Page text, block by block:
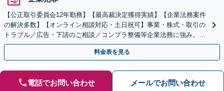
【公正取引委員会12年勤務】【最高裁決定獲得実績】【企業法務案件
の解決多数】【オンライン相談対応・土日祝可】事業・株式・取引の
トラブル／広告・下請のご相談／コンプラ整備等企業法務に強み。株
式の相続／誹謗中傷対策／不動産問題まで幅広く対応！
料金表を見る
電話でお問い合わせ メールでお問い合わせ